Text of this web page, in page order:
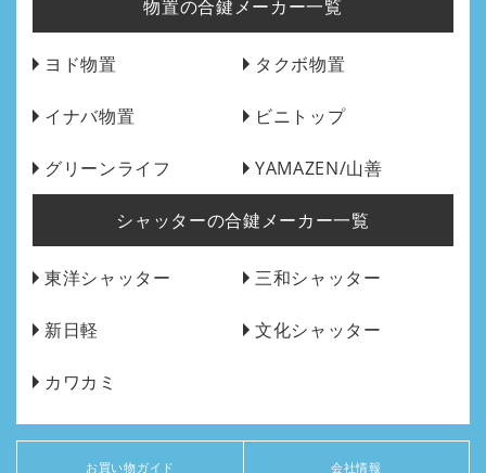
物置の合鍵メーカー一覧
ヨド物置 タクボ物置
イナバ物置 ビニトップ
グリーンライフ YAMAZEN/山善
シャッターの合鍵メーカー一覧
東洋シャッター 三和シャッター
新日軽 文化シャッター
カワカミ
お買い物ガイド 会社情報